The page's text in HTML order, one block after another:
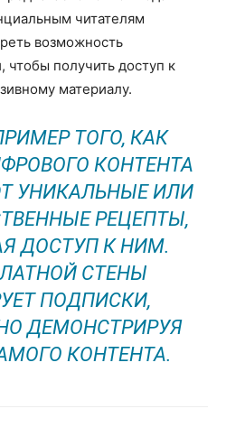
читателям
возможность
чтобы получить доступ к
материалу.
ТОГО, КАК
КОНТЕНТА
УНИКАЛЬНЫЕ ИЛИ
РЕЦЕПТЫ,
ДОСТУП К НИМ.
СТЕНЫ
ПОДПИСКИ,
ДЕМОНСТРИРУЯ
КОНТЕНТА.